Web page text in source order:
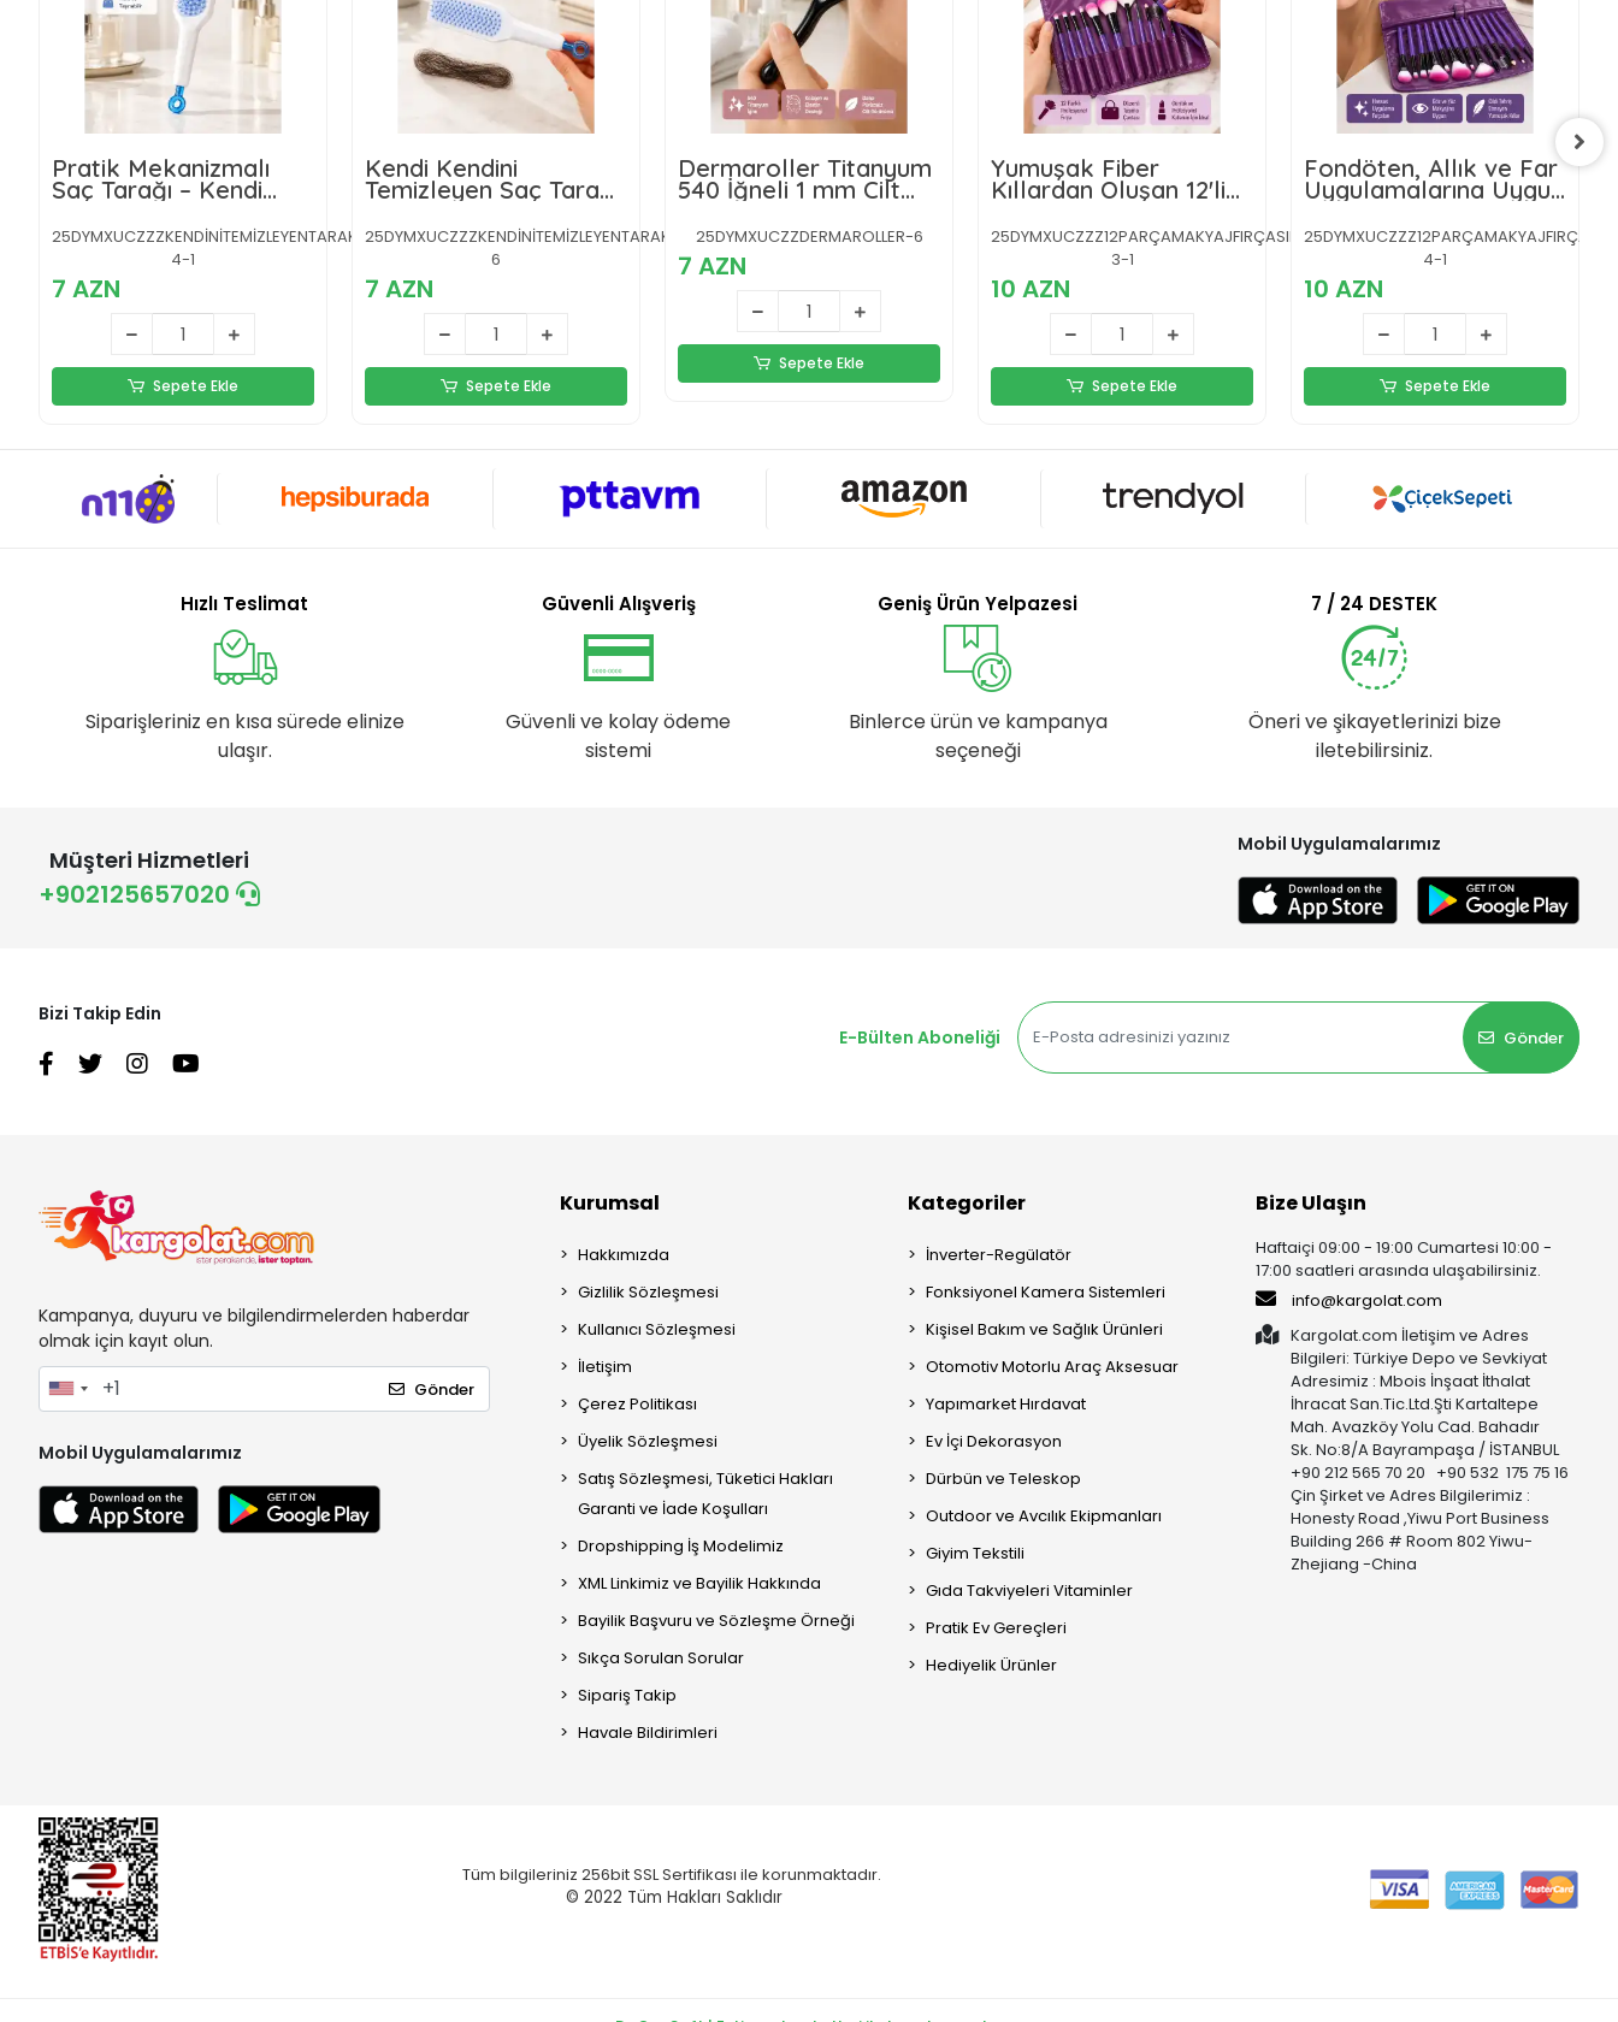
Pratik Mekanizmalı
Saç Tarağı – Kendi
Kendini Temizler,
Taşınabilir
25DYMXUCZZZKENDİNİTEMİZLEYENTARAKKKK-
4-1
7 AZN
Sepete Ekle
Kendi Kendini
Temizleyen Saç Tarağı
– Anti-Statik, Silikon
Uçlu, ABS Malzeme,
25DYMXUCZZZKENDİNİTEMİZLEYENTARAKKKK-
6
7 AZN
Sepete Ekle
Dermaroller Titanyum
540 İğneli 1 mm Cilt
Yenileme ve Anti Aging
Etkisi
25DYMXUCZZDERMAROLLER-6
7 AZN
Sepete Ekle
Yumuşak Fiber
Kıllardan Oluşan 12'li
Makyaj Fırçası Seti
Göz Farı Allık ve
Kontür İçin
25DYMXUCZZZ12PARÇAMAKYAJFIRÇASIIIIII-
3-1
10 AZN
Sepete Ekle
Fondöten, Allık ve Far
Uygulamalarına Uygun
12 Parça Makyaj Fırça
Takımı Ergonomik
4-1
10 AZN
Sepete Ekle
Hızlı Teslimat
Siparişleriniz en kısa sürede elinize
ulaşır.
Güvenli Alışveriş
Güvenli ve kolay ödeme
sistemi
Geniş Ürün Yelpazesi
Binlerce ürün ve kampanya
seçeneği
7 / 24 DESTEK
Öneri ve şikayetlerinizi bize
iletebilirsiniz.
Müşteri Hizmetleri
+902125657020
Mobil Uygulamalarımız
Bizi Takip Edin
E-Bülten Aboneliği
Gönder
Kampanya, duyuru ve bilgilendirmelerden haberdar
olmak için kayıt olun.
Gönder
Mobil Uygulamalarımız
Kurumsal
Hakkımızda
Gizlilik Sözleşmesi
Kullanıcı Sözleşmesi
İletişim
Çerez Politikası
Üyelik Sözleşmesi
Satış Sözleşmesi, Tüketici Hakları
Garanti ve İade Koşulları
Dropshipping İş Modelimiz
XML Linkimiz ve Bayilik Hakkında
Bayilik Başvuru ve Sözleşme Örneği
Sıkça Sorulan Sorular
Sipariş Takip
Havale Bildirimleri
Kategoriler
İnverter-Regülatör
Fonksiyonel Kamera Sistemleri
Kişisel Bakım ve Sağlık Ürünleri
Otomotiv Motorlu Araç Aksesuar
Yapımarket Hırdavat
Ev İçi Dekorasyon
Dürbün ve Teleskop
Outdoor ve Avcılık Ekipmanları
Giyim Tekstili
Gıda Takviyeleri Vitaminler
Pratik Ev Gereçleri
Hediyelik Ürünler
Bize Ulaşın
Haftaiçi 09:00 - 19:00 Cumartesi 10:00 -
17:00 saatleri arasında ulaşabilirsiniz.
info@kargolat.com
Kargolat.com İletişim ve Adres
Bilgileri: Türkiye Depo ve Sevkiyat
Adresimiz : Mbois İnşaat İthalat
İhracat San.Tic.Ltd.Şti Kartaltepe
Mah. Avazköy Yolu Cad. Bahadır
Sk. No:8/A Bayrampaşa / İSTANBUL
+90 212 565 70 20 +90 532 175 75 16
Çin Şirket ve Adres Bilgilerimiz :
Honesty Road ,Yiwu Port Business
Building 266 # Room 802 Yiwu-
Zhejiang -China
Tüm bilgileriniz 256bit SSL Sertifikası ile korunmaktadır.
© 2022 Tüm Hakları Saklıdır